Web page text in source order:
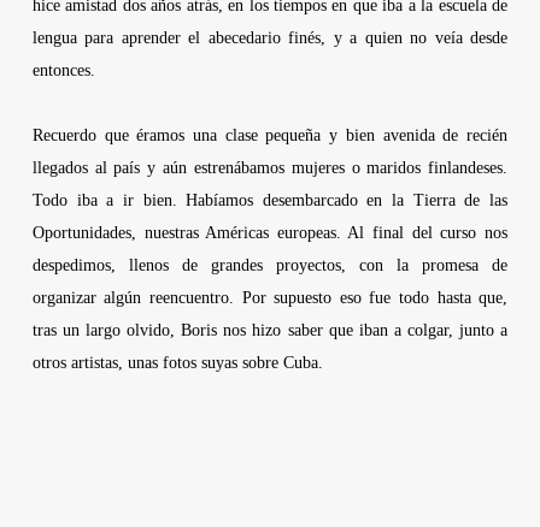
hice amistad dos años atrás, en los tiempos en que iba a la escuela de
lengua para aprender el abecedario finés, y a quien no veía desde
entonces.
Recuerdo que éramos una clase pequeña y bien avenida de recién
llegados al país y aún estrenábamos mujeres o maridos finlandeses.
Todo iba a ir bien. Habíamos desembarcado en la Tierra de las
Oportunidades, nuestras Américas europeas. Al final del curso nos
despedimos, llenos de grandes proyectos, con la promesa de
organizar algún reencuentro. Por supuesto eso fue todo hasta que,
tras un largo olvido, Boris nos hizo saber que iban a colgar, junto a
otros artistas, unas fotos suyas sobre Cuba.